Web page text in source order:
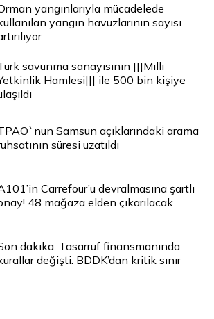
yangınlarıyla mücadelede
yangın havuzlarının sayısı
savunma sanayisinin |||Milli
Hamlesi||| ile 500 bin kişiye
Samsun açıklarındaki arama
süresi uzatıldı
Carrefour’u devralmasına şartlı
48 mağaza elden çıkarılacak
dakika: Tasarruf finansmanında
değişti: BDDK’dan kritik sınır